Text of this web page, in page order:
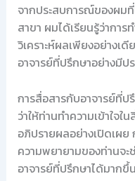
จากประสบการณ์ของผม
สาขา ผมได้เรียนรู้ว่าการ
วิเคราะห์ผลเพียงอย่างเ
อาจารย์ที่ปรึกษาอย่างมี
การสื่อสารกับอาจารย์ที่
ว่าให้ท่านทำความเข้าใจใ
อภิปรายผลอย่างเปิดเผย
ความพยายามของท่านจ
อาจารย์ที่ปรึกษาได้มาก